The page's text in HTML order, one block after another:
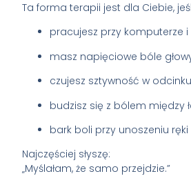
Ta forma terapii jest dla Ciebie,
pracujesz przy komputerze i
masz napięciowe bóle
czujesz sztywność w
budzisz się z bólem między
bark boli przy unoszeniu ręki
Najczęściej słyszę:
„Myślałam, że samo przejdzie.”